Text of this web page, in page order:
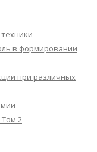
в формировании
при различных
2